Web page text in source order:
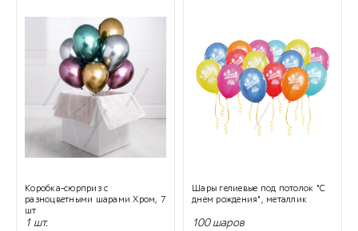
Коробка-сюрприз с
разноцветными шарами Хром, 7
шт
1 шт.
Шары гелиевые под потолок "С
днем рождения", металлик
100 шаров